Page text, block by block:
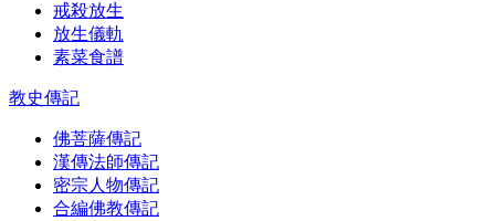
戒殺放生
放生儀軌
素菜食譜
教史傳記
佛菩薩傳記
漢傳法師傳記
密宗人物傳記
合編佛教傳記